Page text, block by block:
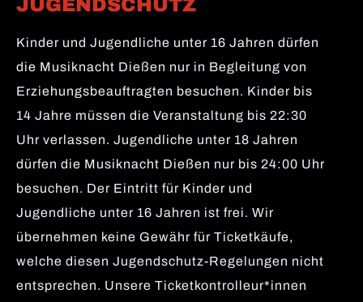
JUGENDSCHUTZ
Kinder und Jugendliche unter 16 Jahren dürfen
die Musiknacht Dießen nur in Begleitung von
Erziehungsbeauftragten besuchen. Kinder bis
14 Jahre müssen die Veranstaltung bis 22:30
Uhr verlassen. Jugendliche unter 18 Jahren
dürfen die Musiknacht Dießen nur bis 24:00 Uhr
besuchen. Der Eintritt für Kinder und
Jugendliche unter 16 Jahren ist frei. Wir
übernehmen keine Gewähr für Ticketkäufe,
welche diesen Jugendschutz-Regelungen nicht
entsprechen. Unsere Ticketkontrolleur*innen